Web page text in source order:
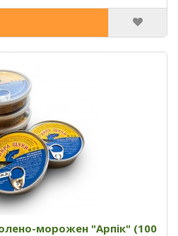
морожен "Арпік" (100